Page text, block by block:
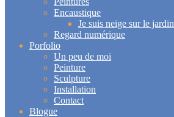
Encaustique
Je suis neige sur le jardin
Regard numérique
Porfolio
Un peu de moi
Peinture
Sculpture
Installation
Contact
Blogue